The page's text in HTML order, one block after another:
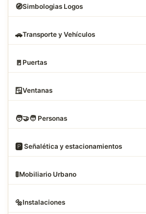
🧭Simbologias Logos
🚗Transporte y Vehículos
🚪 Puertas
🪟Ventanas
🧑‍🤝‍🧑 Personas
🅿️ Señalética y estacionamientos
🚦Mobiliario Urbano
🔩Instalaciones